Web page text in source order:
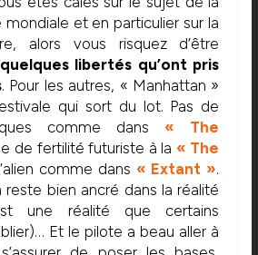
et en particulier sur la
alors vous risquez d’être
libertés qu’ont pris
. Pour les autres, « Manhattan »
qui sort du lot. Pas de
comme dans « The
de fertilité futuriste à la « The
comme dans « Extant ».
reste bien ancré dans la réalité
une réalité que certains
Et le pilote a beau aller à